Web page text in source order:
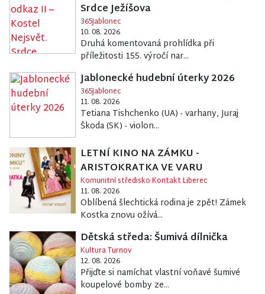
Srdce Ježíšova
365Jablonec
10. 08. 2026
Druhá komentovaná prohlídka při
příležitosti 155. výročí nar...
Jablonecké hudební úterky 2026
365Jablonec
11. 08. 2026
Tetiana Tishchenko (UA) - varhany, Juraj
Škoda (SK) - violon...
LETNÍ KINO NA ZÁMKU -
ARISTOKRATKA VE VARU
Komunitní středisko Kontakt Liberec
11. 08. 2026
Oblíbená šlechtická rodina je zpět! Zámek
Kostka znovu ožívá...
Dětská středa: Šumivá dílnička
Kultura Turnov
12. 08. 2026
Přijďte si namíchat vlastní voňavé šumivé
koupelové bomby ze...